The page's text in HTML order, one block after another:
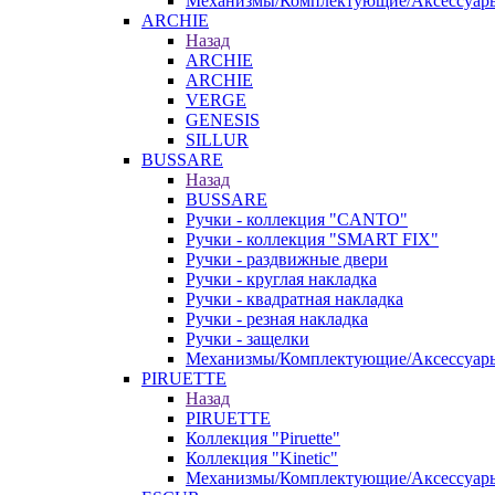
ARCHIE
Назад
ARCHIE
ARCHIE
VERGE
GENESIS
SILLUR
BUSSARE
Назад
BUSSARE
Ручки - коллекция "CANTO"
Ручки - коллекция "SMART FIX"
Ручки - раздвижные двери
Ручки - круглая накладка
Ручки - квадратная накладка
Ручки - резная накладка
Ручки - защелки
Механизмы/Комплектующие/
PIRUETTE
Назад
PIRUETTE
Коллекция "Piruette"
Коллекция "Kinetic"
Механизмы/Комплектующие/